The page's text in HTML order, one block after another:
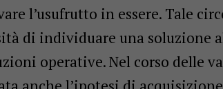
l’usufrutto in essere. Tale
di individuare una soluzione
operative. Nel corso delle